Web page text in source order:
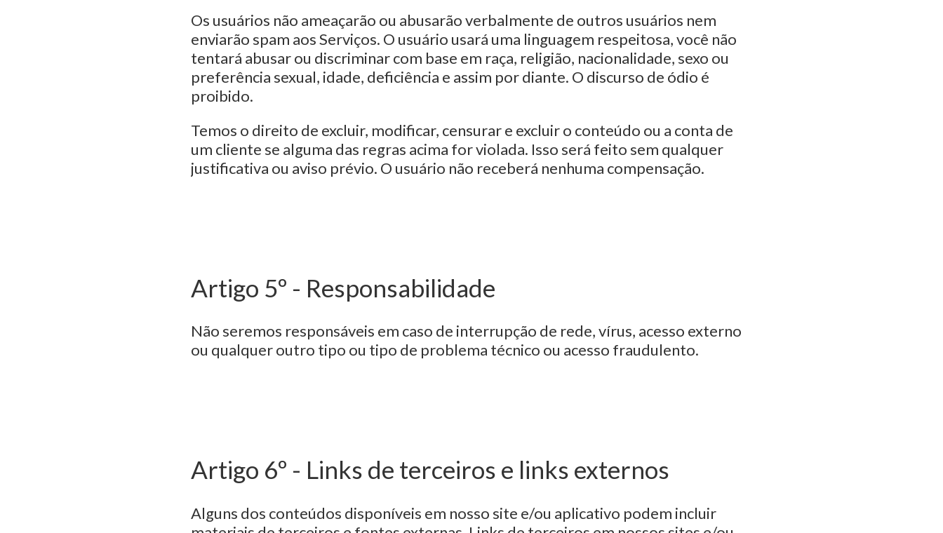
Os usuários não ameaçarão ou abusarão verbalmente de outros usuários nem
enviarão spam aos Serviços. O usuário usará uma linguagem respeitosa, você não
tentará abusar ou discriminar com base em raça, religião, nacionalidade, sexo ou
preferência sexual, idade, deficiência e assim por diante. O discurso de ódio é
proibido.
Temos o direito de excluir, modificar, censurar e excluir o conteúdo ou a conta de
um cliente se alguma das regras acima for violada. Isso será feito sem qualquer
justificativa ou aviso prévio. O usuário não receberá nenhuma compensação.
Artigo 5º - Responsabilidade
Não seremos responsáveis em caso de interrupção de rede, vírus, acesso externo
ou qualquer outro tipo ou tipo de problema técnico ou acesso fraudulento.
Artigo 6º - Links de terceiros e links externos
Alguns dos conteúdos disponíveis em nosso site e/ou aplicativo podem incluir